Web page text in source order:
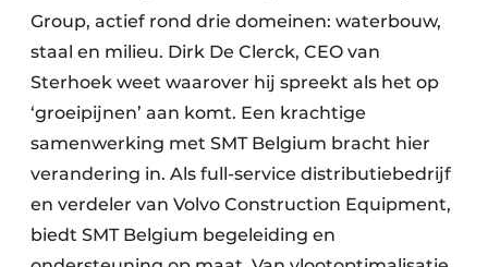
Group, actief rond drie domeinen: waterbouw,
staal en milieu. Dirk De Clerck, CEO van
Sterhoek weet waarover hij spreekt als het op
‘groeipijnen’ aan komt. Een krachtige
samenwerking met SMT Belgium bracht hier
verandering in. Als full-service distributiebedrijf
en verdeler van Volvo Construction Equipment,
biedt SMT Belgium begeleiding en